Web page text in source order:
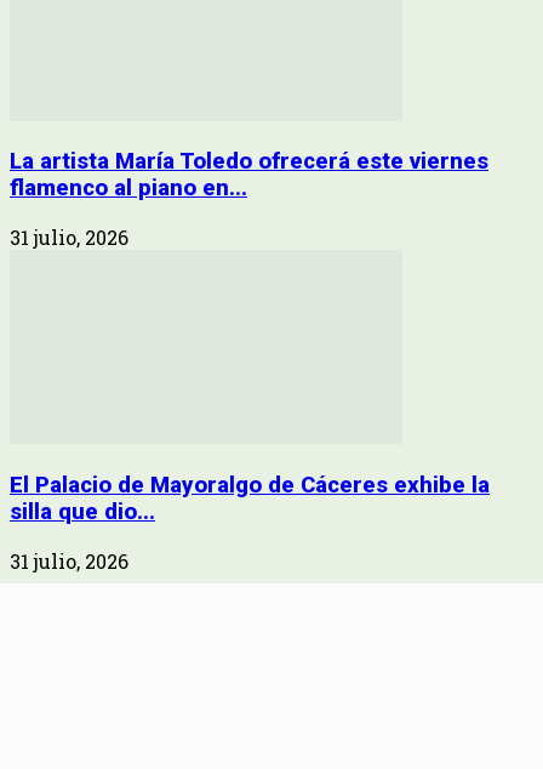
La artista María Toledo ofrecerá este viernes
flamenco al piano en...
31 julio, 2026
El Palacio de Mayoralgo de Cáceres exhibe la
silla que dio...
31 julio, 2026